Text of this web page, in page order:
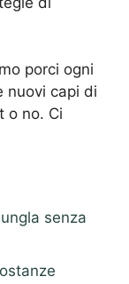
porci ogni
nuovi capi di
o no. Ci
senza